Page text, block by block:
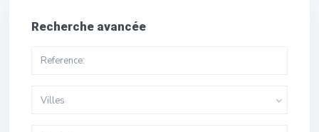
Recherche avancée
Villes